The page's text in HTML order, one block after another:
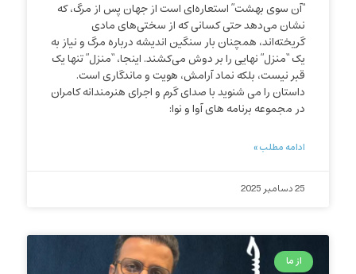
“آن سوی بهشت” استعاره‌ای است از جهان پس از مرگ، که
نشان می‌دهد حتی کسانی که از سختی‌های مادی
گریخته‌اند، همچنان بار سنگین اندیشه درباره مرگ و نیاز به
یک “منزل” نهایی را بر دوش می‌کشند. اینجا، “منزل” تنها یک
قبر نیست، بلکه نماد آرامش، هویت و ماندگاری است.
داستان را می شنوید با صدای گرم و اجرای هنرمندانه کامران
در مجموعه برنامه های آوا و نوا:
ادامه مطلب »
25 دسامبر 2025
از ما